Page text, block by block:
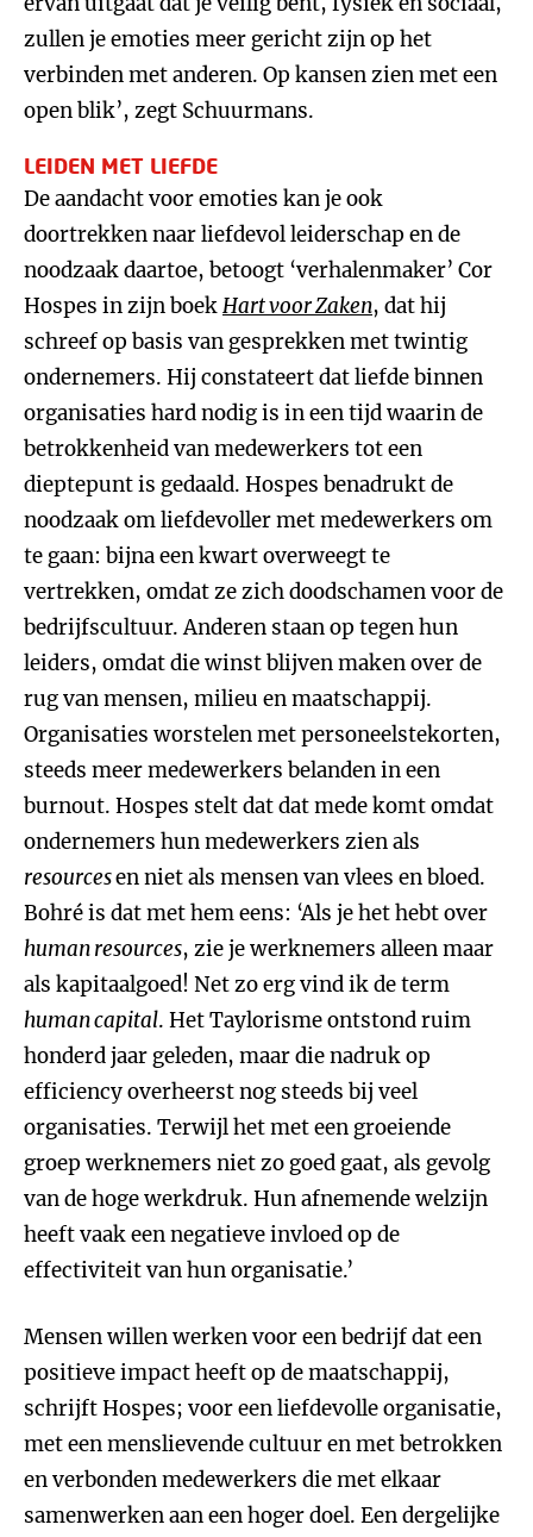
zullen je emoties meer gericht zijn op het
verbinden met anderen. Op kansen zien met een
open blik’, zegt Schuurmans.
LEIDEN MET LIEFDE
De aandacht voor emoties kan je ook
doortrekken naar liefdevol leiderschap en de
noodzaak daartoe, betoogt ‘verhalenmaker’ Cor
Hospes in zijn boekHart voor Zaken, dat hij
schreef op basis van gesprekken met twintig
ondernemers. Hij constateert dat liefde binnen
organisaties hard nodig is in een tijd waarin de
betrokkenheid van medewerkers tot een
dieptepunt is gedaald. Hospes benadrukt de
noodzaak om liefdevoller met medewerkers om
te gaan: bijna een kwart overweegt te
vertrekken, omdat ze zich doodschamen voor de
bedrijfscultuur. Anderen staan op tegen hun
leiders, omdat die winst blijven maken over de
rug van mensen, milieu en maatschappij.
Organisaties worstelen met personeelstekorten,
steeds meer medewerkers belanden in een
burnout. Hospes stelt dat dat mede komt omdat
ondernemers hun medewerkers zien als
resourcesen niet als mensen van vlees en bloed.
Bohré is dat met hem eens: ‘Als je het hebt over
human resources, zie je werknemers alleen maar
als kapitaalgoed! Net zo erg vind ik de term
human capital. Het Taylorisme ontstond ruim
honderd jaar geleden, maar die nadruk op
efficiency overheerst nog steeds bij veel
organisaties. Terwijl het met een groeiende
groep werknemers niet zo goed gaat, als gevolg
van de hoge werkdruk. Hun afnemende welzijn
heeft vaak een negatieve invloed op de
effectiviteit van hun organisatie.’
Mensen willen werken voor een bedrijf dat een
positieve impact heeft op de maatschappij,
schrijft Hospes; voor een liefdevolle organisatie,
met een menslievende cultuur en met betrokken
en verbonden medewerkers die met elkaar
samenwerken aan een hoger doel. Een dergelijke